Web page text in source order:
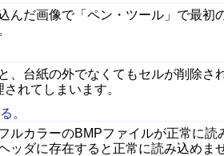
んだ画像で「ペン・ツール」で最
、台紙の外でなくてもセルが削除
れてしまいます。
。
ルカラーのBMPファイルが正常に
ッダに存在すると正常に読み込めま